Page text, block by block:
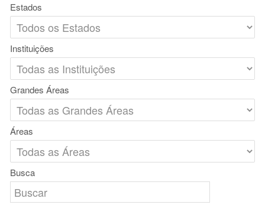
Estados
Instituições
Grandes Áreas
Áreas
Busca